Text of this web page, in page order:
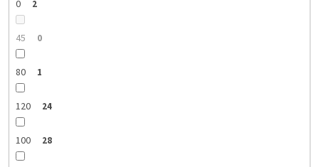
0 2
45 0
80 1
120 24
100 28